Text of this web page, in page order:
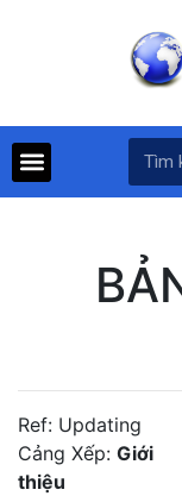
Ref: Updating
Cảng Xếp: Giới
thiệu